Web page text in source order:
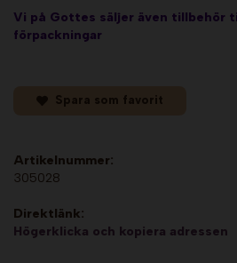
Vi på Gottes säljer även tillbehör
förpackningar
Spara som favorit
Artikelnummer:
305028
Direktlänk:
Högerklicka och kopiera adressen